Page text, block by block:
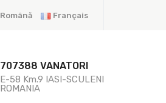
Română Français
707388 VANATORI
E-58 Km.9 IASI-SCULENI
ROMANIA